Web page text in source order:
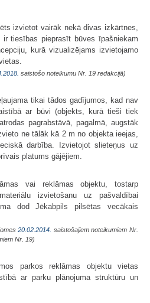
izvietot vairāk nekā divas izkārtnes,
ir tiesības pieprasīt būves īpašniekam
kurā vizualizējams izvietojamo
saistošo noteikumu Nr. 19 redakcijā)
tikai tādos gadījumos, kad nav
ar būvi (objekts, kurā tieši tiek
pagrabstāvā, pagalmā, augstāk
ne tālāk kā 2 m no objekta ieejas,
darbība. Izvietojot slieteņus uz
platums gājējiem.
vai reklāmas objektu, tostarp
izvietošanu uz pašvaldībai
dod Jēkabpils pilsētas vecākais
20.02.2014. saistošajiem noteikumiem Nr.
Nr. 19)
parkos reklāmas objektu vietas
ar parku plānojuma struktūru un